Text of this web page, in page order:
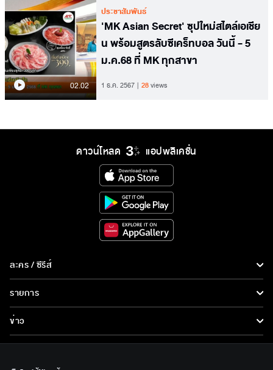
02.02
ประชาสัมพันธ์
'MK Asian Secret' ซุปใหม่สไตล์เอเชีย
น พร้อมสูตรลับซีเคร็ทบอล วันนี้ - 5
ม.ค.68 ที่ MK ทุกสาขา
1 ธ.ค. 2567 28views
ดาวน์โหลด แอปพลิเคชั่น
ละคร / ซีรีส์
ซีรีส์นานาชาติ
การ์ตูน & เกม
รายการ
ข่าว
ทีวีออนไลน์